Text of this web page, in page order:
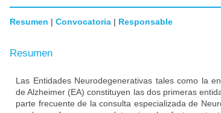
Resumen | Convocatoria | Responsable
Resumen
Las Entidades Neurodegenerativas tales como la
de Alzheimer (EA) constituyen las dos primeras
parte frecuente de la consulta especializada de